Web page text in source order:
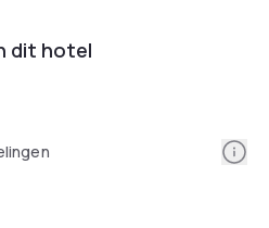
dit hotel